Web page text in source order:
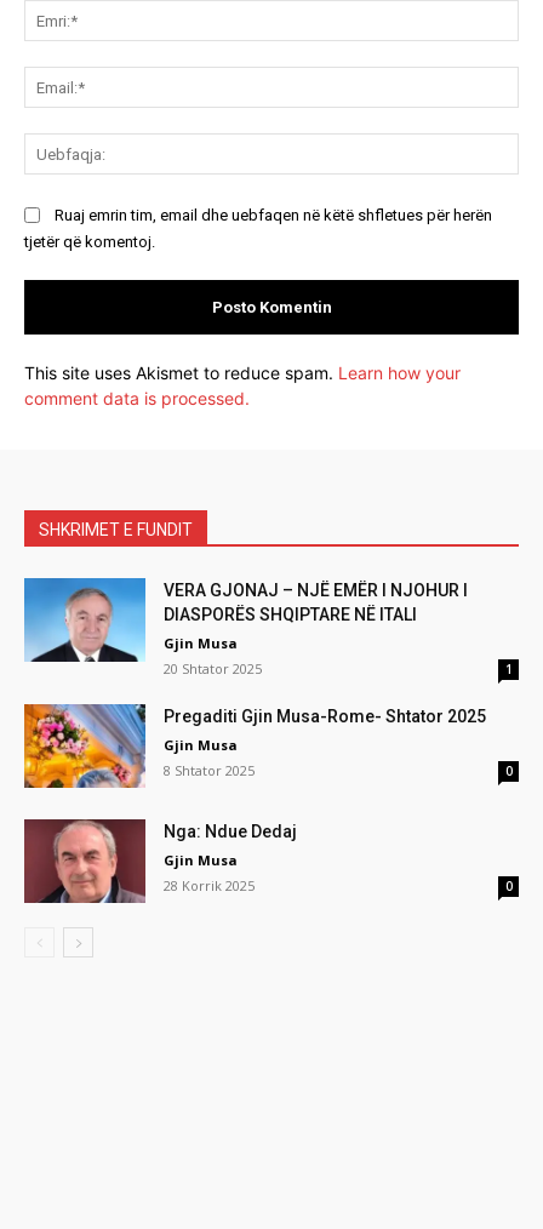
Ruaj emrin tim, email dhe uebfaqen në këtë shfletues për herën
tjetër që komentoj.
This site uses Akismet to reduce spam. Learn how your
comment data is processed.
SHKRIMET E FUNDIT
VERA GJONAJ – NJË EMËR I NJOHUR I
DIASPORËS SHQIPTARE NË ITALI
Gjin Musa
20 Shtator 2025
1
Pregaditi Gjin Musa-Rome- Shtator 2025
Gjin Musa
8 Shtator 2025
0
Nga: Ndue Dedaj
Gjin Musa
28 Korrik 2025
0